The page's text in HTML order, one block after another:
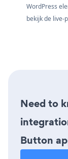
WordPress
bekijk de live-
Need to
Button